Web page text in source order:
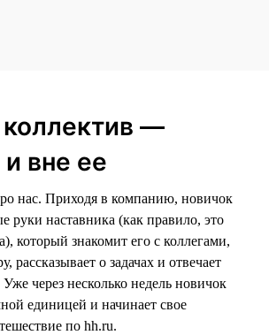
—
вне ее
нас. Приходя в компанию, новичок
руки наставника (как правило, это
который знакомит его с коллегами,
рассказывает о задачах и отвечает
через несколько недель новичок
единицей и начинает свое
по hh.ru.